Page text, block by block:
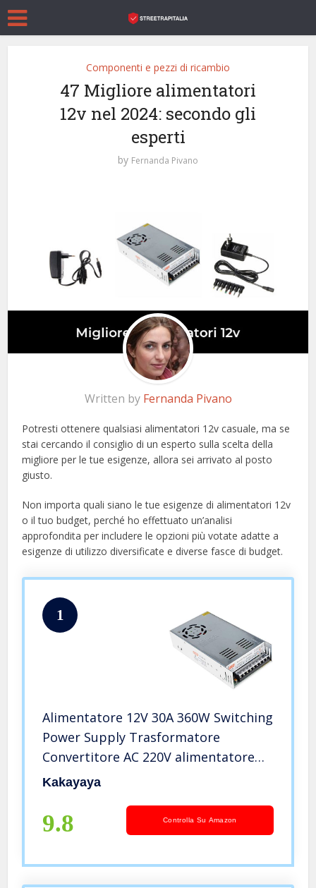
Componenti e pezzi di ricambio
47 Migliore alimentatori
12v nel 2024: secondo gli
esperti
by Fernanda Pivano
Written by Fernanda Pivano
Potresti ottenere qualsiasi alimentatori 12v casuale, ma se
stai cercando il consiglio di un esperto sulla scelta della
migliore per le tue esigenze, allora sei arrivato al posto
giusto.
Non importa quali siano le tue esigenze di alimentatori 12v
o il tuo budget, perché ho effettuato un’analisi
approfondita per includere le opzioni più votate adatte a
esigenze di utilizzo diversificate e diverse fasce di budget.
1
Alimentatore 12V 30A 360W Switching
Power Supply Trasformatore
Convertitore AC 220V alimentatore
Adattatore per stampante 3d luci di
Kakayaya
9.8 Controlla Su Amazon